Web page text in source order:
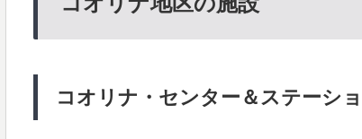
コオリナ・センター＆ステーシ